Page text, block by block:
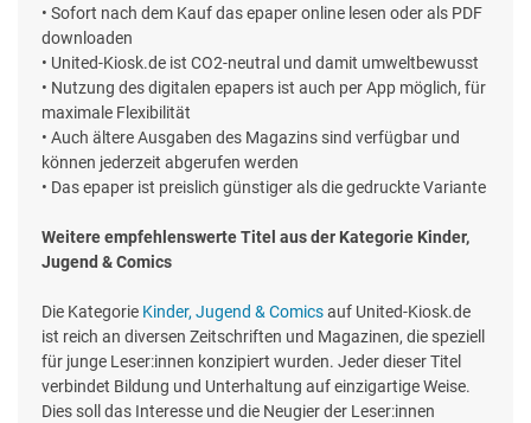
• Sofort nach dem Kauf das epaper online lesen oder als PDF
downloaden
• United-Kiosk.de ist CO2-neutral und damit umweltbewusst
• Nutzung des digitalen epapers ist auch per App möglich, für
maximale Flexibilität
• Auch ältere Ausgaben des Magazins sind verfügbar und
können jederzeit abgerufen werden
• Das epaper ist preislich günstiger als die gedruckte Variante
Weitere empfehlenswerte Titel aus der Kategorie Kinder,
Jugend & Comics
Die Kategorie Kinder, Jugend & Comicsauf United-Kiosk.de
ist reich an diversen Zeitschriften und Magazinen, die speziell
für junge Leser:innen konzipiert wurden. Jeder dieser Titel
verbindet Bildung und Unterhaltung auf einzigartige Weise.
Dies soll das Interesse und die Neugier der Leser:innen